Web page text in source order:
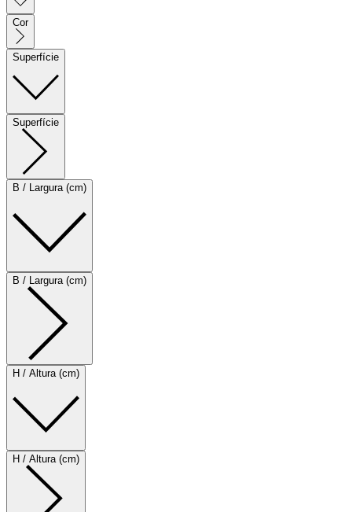
Cor
Superfície
Superfície
B / Largura (cm)
B / Largura (cm)
H / Altura (cm)
H / Altura (cm)